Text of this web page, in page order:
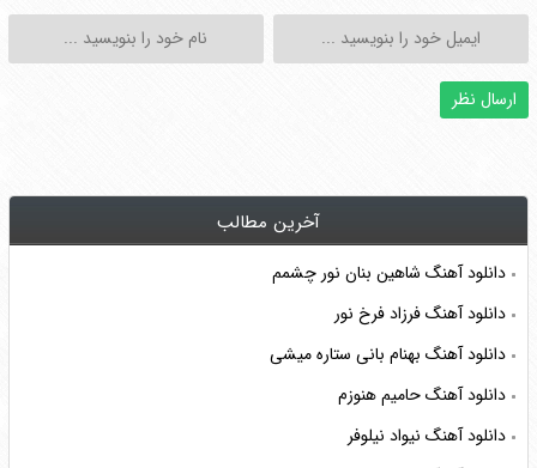
آخرین مطالب
دانلود آهنگ شاهین بنان نور چشمم
دانلود آهنگ فرزاد فرخ نور
دانلود آهنگ بهنام بانی ستاره میشی
دانلود آهنگ حامیم هنوزم
دانلود آهنگ نیواد نیلوفر